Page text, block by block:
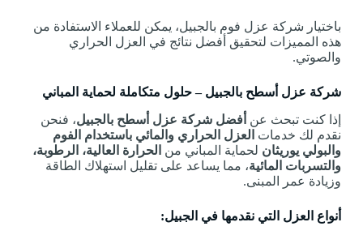
باختيار شركة عزل فوم بالجبيل، يمكن للعملاء الاستفادة من
هذه المميزات لتحقيق أفضل نتائج في العزل الحراري
والصوتي.
شركة عزل أسطح بالجبيل – حلول متكاملة لحماية المباني
إذا كنت تبحث عن أفضل شركة عزل أسطح بالجبيل، فنحن
نقدم لك خدمات العزل الحراري والمائي باستخدام الفوم
والبولي يوريثان لحماية المباني من الحرارة العالية، الرطوبة،
والتسربات المائية، مما يساعد على تقليل استهلاك الطاقة
وزيادة عمر المبنى.
أنواع العزل التي نقدمها في الجبيل: